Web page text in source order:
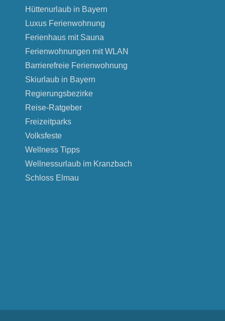
Hüttenurlaub in Bayern
Luxus Ferienwohnung
Ferienhaus mit Sauna
Ferienwohnungen mit WLAN
Barrierefreie Ferienwohnung
Skiurlaub in Bayern
Regierungsbezirke
Reise-Ratgeber
Freizeitparks
Volksfeste
Wellness Tipps
Wellnessurlaub im Kranzbach
Schloss Elmau